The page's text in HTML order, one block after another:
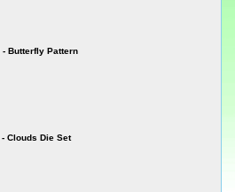
Butterfly Pattern
Clouds Die Set